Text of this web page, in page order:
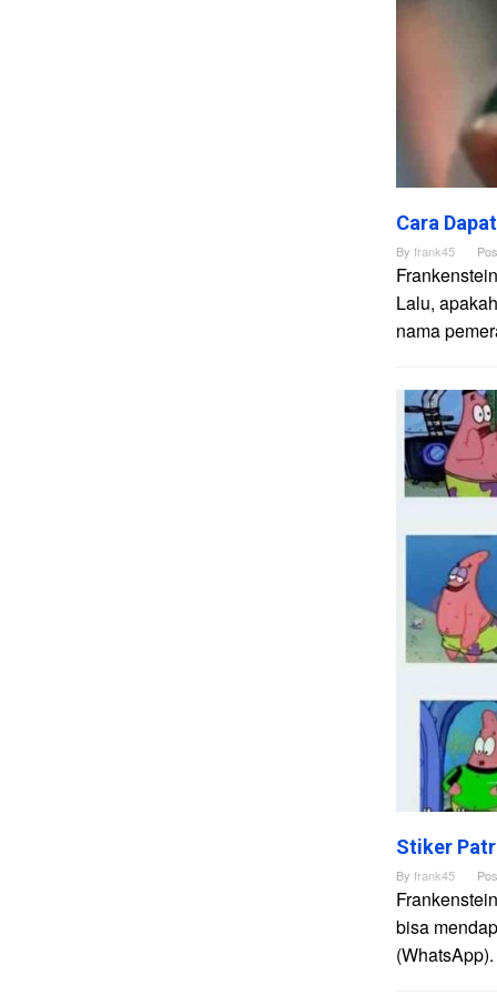
Cara
By frank45
Lalu,
nama
Stiker
By frank45
bisa